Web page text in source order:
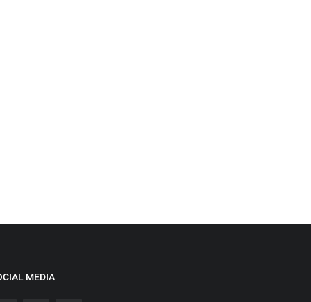
MEDIA